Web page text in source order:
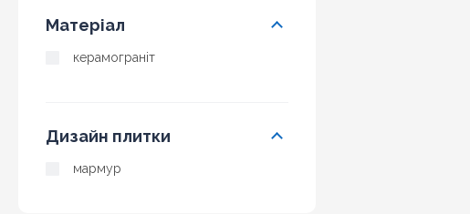
Матеріал
керамограніт
Дизайн плитки
мармур